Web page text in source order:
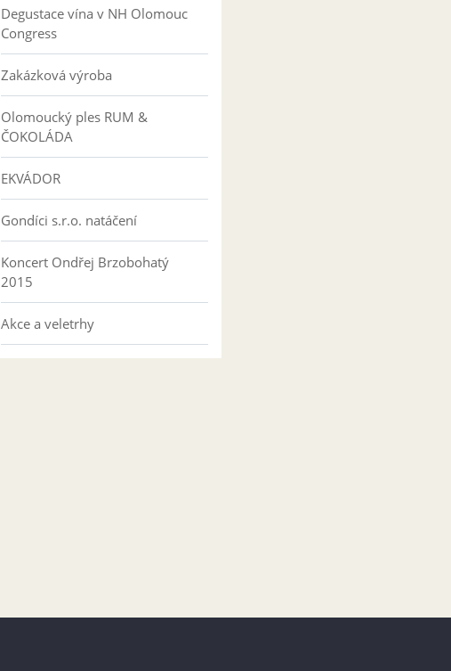
Degustace vína v NH Olomouc
Congress
Zakázková výroba
Olomoucký ples RUM &
ČOKOLÁDA
EKVÁDOR
Gondíci s.r.o. natáčení
Koncert Ondřej Brzobohatý
2015
Akce a veletrhy